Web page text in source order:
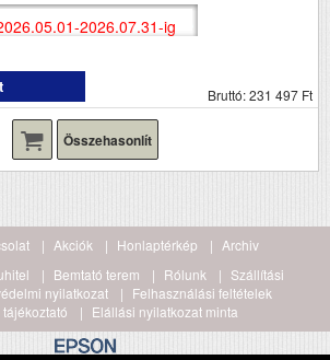
2026.07.31-ig
Bruttó: 231 497 Ft
Összehasonlít
Akciók Honlaptérkép
Archiv
Bemtató terem Rólunk
Szállítási
nyilatkozat
Felhasználási feltételek
Elállási nyilatkozat minta